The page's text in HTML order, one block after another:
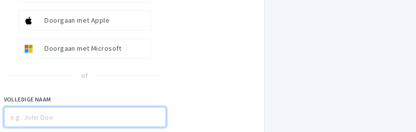
Doorgaan met Apple
Doorgaan met Microsoft
of
VOLLEDIGE NAAM